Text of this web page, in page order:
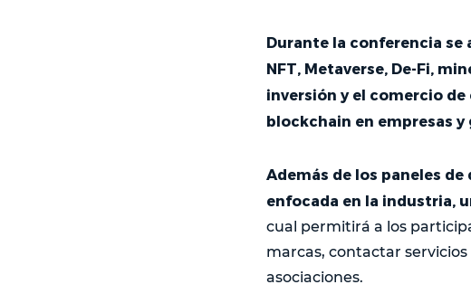
Durante la conferencia se
NFT, Metaverse, De-Fi,
inversión y el comercio
blockchain en empresas
Además de los paneles
enfocada en la industria,
cual permitirá a los
marcas, contactar
asociaciones.